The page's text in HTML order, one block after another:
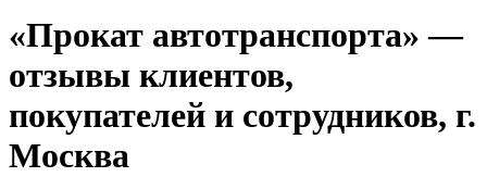
«Прокат автотранспорта» —
отзывы клиентов,
покупателей и сотрудников, г.
Москва